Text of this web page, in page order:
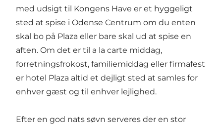
med udsigt til Kongens Have er et hyggeligt
sted at spise i Odense Centrum om du enten
skal bo på Plaza eller bare skal ud at spise en
aften. Om det er til a la carte middag,
forretningsfrokost, familiemiddag eller firmafest
er hotel Plaza altid et dejligt sted at samles for
enhver gæst og til enhver lejlighed.
Efter en god nats søvn serveres der en stor